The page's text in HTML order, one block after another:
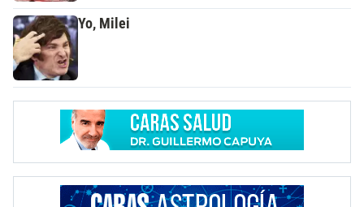
Yo, Milei